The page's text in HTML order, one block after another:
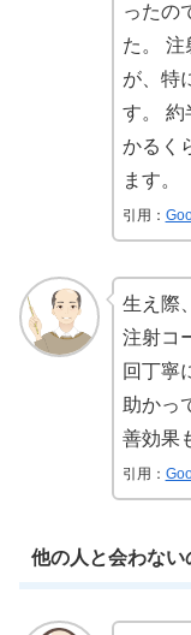
ったの
た。 注
が、特
す。 約
かるく
ます。
引用：
生え際
注射コ
回丁寧
助かっ
善効果
引用：
他の人と会わな